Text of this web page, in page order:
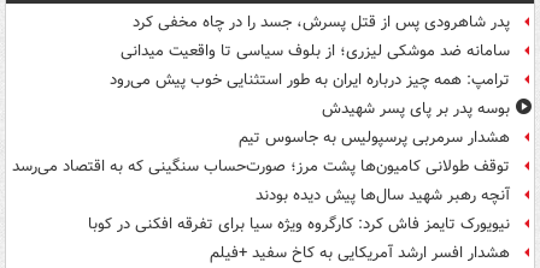
پدر شاهرودی پس از قتل پسرش، جسد را در چاه مخفی کرد
سامانه ضد موشکی لیزری؛ از بلوف سیاسی تا واقعیت میدانی
ترامپ: همه چیز درباره ایران به طور استثنایی خوب پیش می‌رود
بوسه‌ پدر بر پای پسر شهیدش
هشدار سرمربی پرسپولیس به جاسوس تیم
توقف طولانی کامیون‌ها پشت مرز؛ صورت‌حساب سنگینی که به اقتصاد می‌رسد
آنچه رهبر شهید سال‌ها پیش دیده بودند
نیویورک تایمز فاش کرد: کارگروه ویژه سیا برای تفرقه افکنی در کوبا
هشدار افسر ارشد آمریکایی به کاخ سفید +فیلم